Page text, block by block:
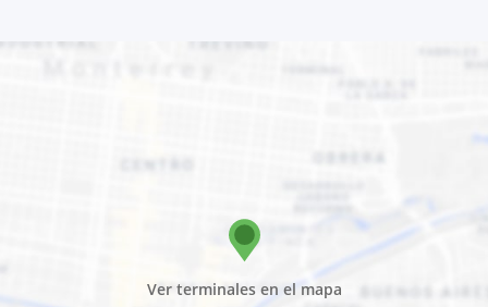
Ver terminales en el mapa